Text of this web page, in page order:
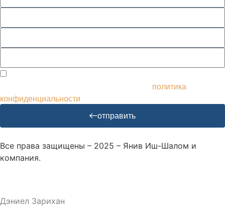
политика
конфиденциальности
отправить
Все права защищены – 2025 – Янив Иш-Шалом и
компания.
Дэниел Зарихан